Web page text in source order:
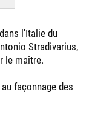
l'Italie du
Stradivarius,
le maître.
façonnage des